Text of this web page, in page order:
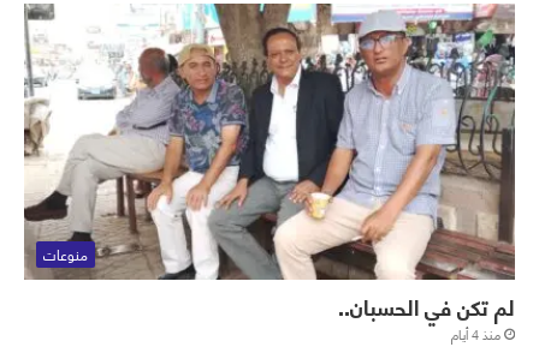
منوعات
لم تكن في الحسبان..
منذ 4 أيام